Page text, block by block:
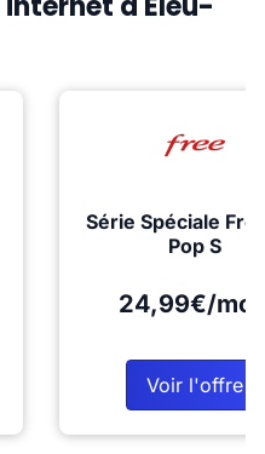
Série Spéciale
Pop S
24,99€/
Voir l'offre